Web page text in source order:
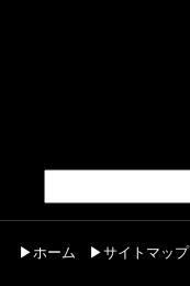
▶ホーム ▶サイトマップ